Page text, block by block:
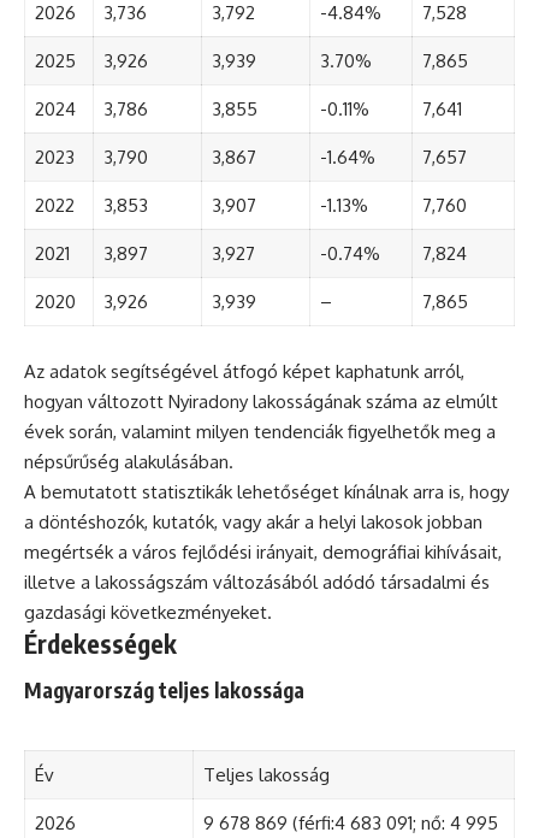
2026 3,736 3,792 -4.84% 7,528
2025 3,926 3,939 3.70% 7,865
2024 3,786 3,855 -0.11% 7,641
2023 3,790 3,867 -1.64% 7,657
2022 3,853 3,907 -1.13% 7,760
2021 3,897 3,927 -0.74% 7,824
2020 3,926 3,939 – 7,865
Az adatok segítségével átfogó képet kaphatunk arról,
hogyan változott Nyiradony lakosságának száma az elmúlt
évek során, valamint milyen tendenciák figyelhetők meg a
népsűrűség alakulásában.
A bemutatott statisztikák lehetőséget kínálnak arra is, hogy
a döntéshozók, kutatók, vagy akár a helyi lakosok jobban
megértsék a város fejlődési irányait, demográfiai kihívásait,
illetve a lakosságszám változásából adódó társadalmi és
gazdasági következményeket.
Érdekességek
Magyarország teljes lakossága
Év Teljes lakosság
2026
9 678 869 (férfi:4 683 091; nő: 4 995